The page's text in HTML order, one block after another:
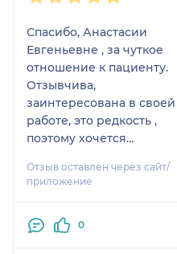
Спасибо, Анастасии
Евгеньевне , за чуткое
отношение к пациенту.
Отзывчива,
заинтересована в своей
работе, это редкость ,
поэтому хочется
данному врачу (но
желательно не болеть).
рекомендации. Советую
Отзыв оставлен через сайт/
приложение
0